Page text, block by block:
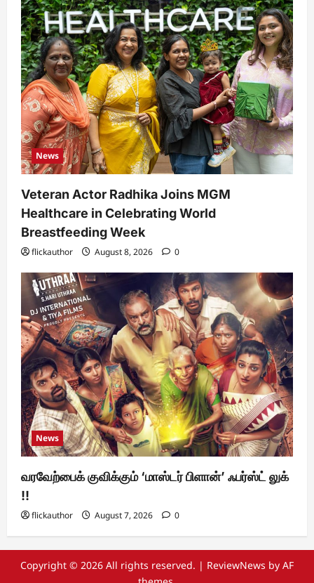
News
Veteran Actor Radhika Joins MGM
Healthcare in Celebrating World
Breastfeeding Week
flickauthor August 8, 2026 0
News
வரவேற்பைக் குவிக்கும் ‘மாஸ்டர் பிளான்’ ஃபர்ஸ்ட் லுக்
!!
flickauthor August 7, 2026 0
Copyright © 2026 All rights reserved. | ReviewNews by AF